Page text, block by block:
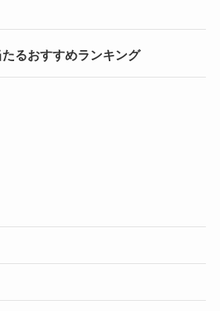
たるおすすめランキング